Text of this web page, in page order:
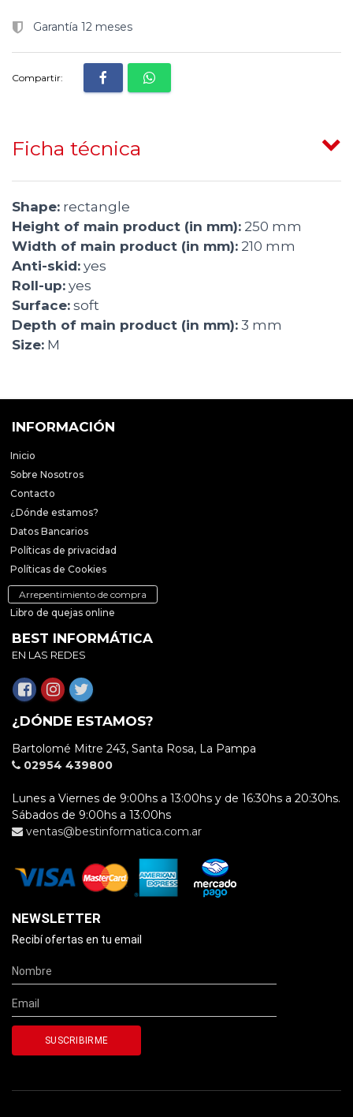
Garantía 12 meses
Compartir:
Ficha técnica
Shape: rectangle
Height of main product (in mm): 250 mm
Width of main product (in mm): 210 mm
Anti-skid: yes
Roll-up: yes
Surface: soft
Depth of main product (in mm): 3 mm
Size: M
INFORMACIÓN
Inicio
Sobre Nosotros
Contacto
¿Dónde estamos?
Datos Bancarios
Políticas de privacidad
Políticas de Cookies
Arrepentimiento de compra
Libro de quejas online
BEST INFORMÁTICA
EN LAS REDES
¿DÓNDE ESTAMOS?
Bartolomé Mitre 243, Santa Rosa, La Pampa
02954 439800
Lunes a Viernes de 9:00hs a 13:00hs y de 16:30hs a 20:30hs.
Sábados de 9:00hs a 13:00hs
ventas@bestinformatica.com.ar
NEWSLETTER
Recibí ofertas en tu email